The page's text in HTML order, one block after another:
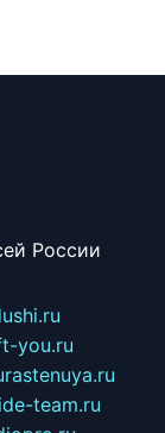
России
you.ru
rastenuya.ru
team.ru